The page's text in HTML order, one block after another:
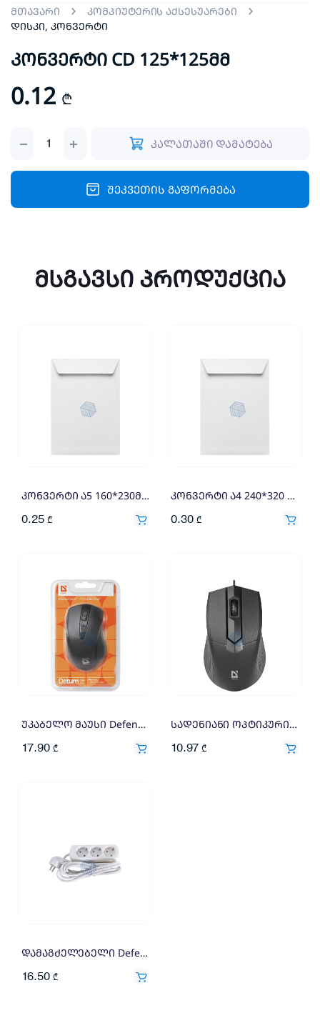
მთავარი
კომპიუტერის აქსესუარები
დისკი, კონვერტი
კონვერტი CD 125*125მმ
0.12 ₾
quantity
კალათაში დამატება
შეკვეთის გაფორმება
მსგავსი პროდუქცია
კონვერტი ა5 160*230მმ 110გრ
0.25 ₾
კონვერტი ა4 240*320 110გრ
0.30 ₾
უკაბელო მაუსი Defender Datum MM-265 black, 3 buttons,1600 dpi 52265
17.90 ₾
სადენიანი ოპტიკური მაუსი Defender Optimum MB-270 შავი, 3 ღილაკი, 1000dpi 52270 dpi
10.97 ₾
დამაგძელებელი Defender E330
16.50 ₾